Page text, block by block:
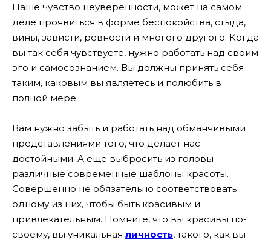
Наше чувство неуверенности, может на самом
деле проявиться в форме беспокойства, стыда,
вины, зависти, ревности и многого другого. Когда
вы так себя чувствуете, нужно работать над своим
эго и самосознанием. Вы должны принять себя
таким, каковым вы являетесь и полюбить в
полной мере.
Вам нужно забыть и работать над обманчивыми
представлениями того, что делает нас
достойными. А еще выбросить из головы
различные современные шаблоны красоты.
Совершенно не обязательно соответствовать
одному из них, чтобы быть красивым и
привлекательным. Помните, что вы красивы по-
своему, вы уникальная личность, такого, как вы